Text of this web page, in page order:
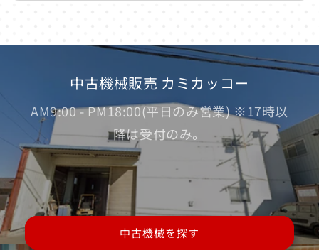
中古機械販売 カミカッコー
AM9:00 - PM18:00(平日のみ営業) ※17時以
降は受付のみ。
中古機械を探す